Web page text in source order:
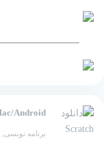
برنامه نویسی